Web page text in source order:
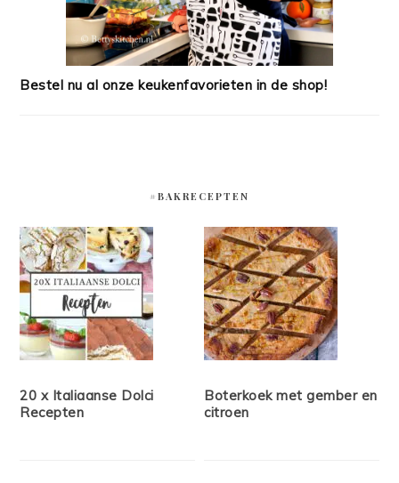
Bestel nu al onze keukenfavorieten in de shop!
#BAKRECEPTEN
20 x Italiaanse Dolci
Recepten
Boterkoek met gember en
citroen